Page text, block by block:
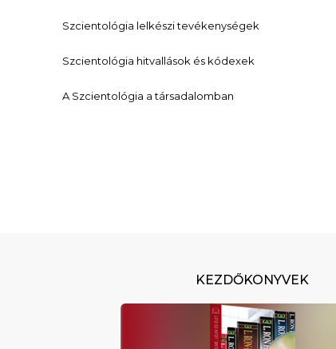
Szcientológia lelkészi tevékenységek
Szcientológia hitvallások és kódexek
A Szcientológia a társadalomban
KEZDŐKÖNYVEK